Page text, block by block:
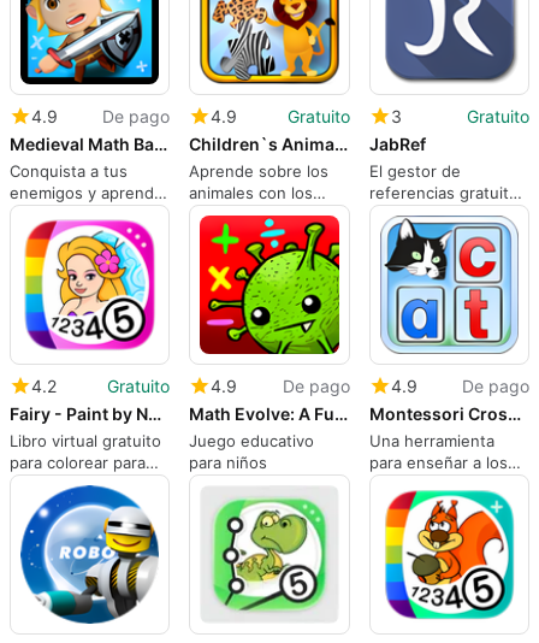
4.9
De pago
Medieval Math Battle
Conquista a tus
enemigos y aprende
sobre matemáticas
en Medieval Math
Battle
4.9
Gratuito
Children`s Animal Jigsaw Puzzles
Aprende sobre los
animales con los
rompecabezas de
animales para niños
3
Gratuito
JabRef
El gestor de
referencias gratuito
funciona en todas
las plataformas
4.2
Gratuito
Fairy - Paint by Numbers - Coloring for Girls - Free
Libro virtual gratuito
para colorear para
niños
4.9
De pago
Math Evolve: A Fun Math Game
Juego educativo
para niños
4.9
De pago
Montessori Crosswords
Una herramienta
para enseñar a los
niños muy pequeños
diferentes palabras